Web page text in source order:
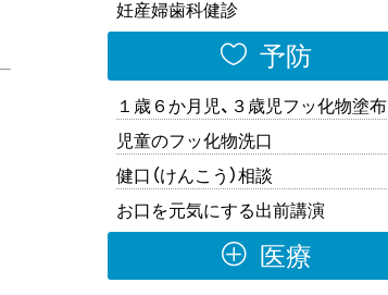
妊産婦歯科健診
 予防
１歳６か月児、３歳児フッ化物塗布
児童のフッ化物洗口
健口（けんこう）相談
お口を元気にする出前講演
P 医療